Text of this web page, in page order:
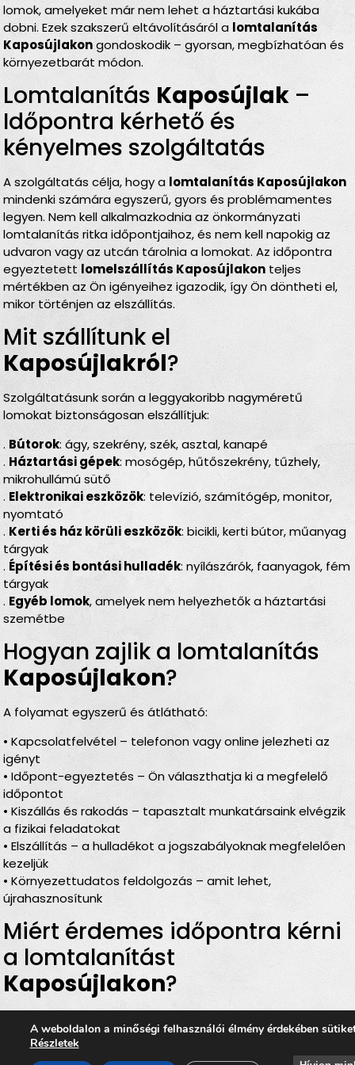
lomok, amelyeket már nem lehet a háztartási kukába
dobni. Ezek szakszerű eltávolításáról a lomtalanítás
Kaposújlakongondoskodik – gyorsan, megbízhatóan és
környezetbarát módon.
Lomtalanítás Kaposújlak –
Időpontra kérhető és
kényelmes szolgáltatás
A szolgáltatás célja, hogy a lomtalanítás Kaposújlakon
mindenki számára egyszerű, gyors és problémamentes
legyen. Nem kell alkalmazkodnia az önkormányzati
lomtalanítás ritka időpontjaihoz, és nem kell napokig az
udvaron vagy az utcán tárolnia a lomokat. Az időpontra
egyeztetett lomelszállítás Kaposújlakon teljes
mértékben az Ön igényeihez igazodik, így Ön döntheti el,
mikor történjen az elszállítás.
Mit szállítunk el
Kaposújlakról?
Szolgáltatásunk során a leggyakoribb nagyméretű
lomokat biztonságosan elszállítjuk:
. Bútorok: ágy, szekrény, szék, asztal, kanapé
. Háztartási gépek: mosógép, hűtőszekrény, tűzhely,
mikrohullámú sütő
. Elektronikai eszközök: televízió, számítógép, monitor,
nyomtató
. Kerti és ház körüli eszközök: bicikli, kerti bútor, műanyag
tárgyak
. Építési és bontási hulladék: nyílászárók, faanyagok, fém
tárgyak
. Egyéb lomok, amelyek nem helyezhetők a háztartási
szemétbe
Hogyan zajlik a lomtalanítás
Kaposújlakon?
A folyamat egyszerű és átlátható:
• Kapcsolatfelvétel – telefonon vagy online jelezheti az
igényt
• Időpont-egyeztetés – Ön választhatja ki a megfelelő
időpontot
• Kiszállás és rakodás – tapasztalt munkatársaink elvégzik
a fizikai feladatokat
• Elszállítás – a hulladékot a jogszabályoknak megfelelően
kezeljük
• Környezettudatos feldolgozás – amit lehet,
újrahasznosítunk
Miért érdemes időpontra kérni
a lomtalanítást
Kaposújlakon?
történjen alomelszállítás Kaposújlakon
Komplett szolgáltatás
– rakodás, szállítás és
A weboldalon a minőségi felhasználói élmény érdekében
Részletek